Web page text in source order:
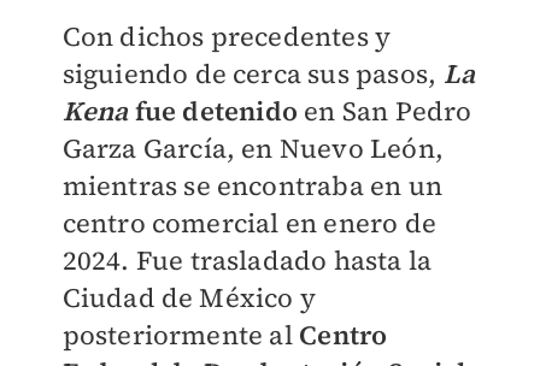
Con dichos precedentes y
siguiendo de cerca sus pasos, La
Kenafue detenido en San Pedro
Garza García, en Nuevo León,
mientras se encontraba en un
centro comercial en enero de
2024. Fue trasladado hasta la
Ciudad de México y
posteriormente al Centro